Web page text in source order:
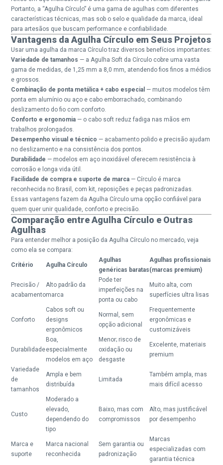
Portanto, a “Agulha Círculo” é uma gama de agulhas com diferentes
características técnicas, mas sob o selo e qualidade da marca, ideal
para artesãos que buscam performance e confiabilidade.
Vantagens da Agulha Círculo em Seus Projetos
Usar uma agulha da marca Círculo traz diversos benefícios importantes:
Variedade de tamanhos — a Agulha Soft da Círculo cobre uma vasta
gama de medidas, de 1,25 mm a 8,0 mm, atendendo fios finos a médios
e grossos.
Combinação de ponta metálica + cabo especial — muitos modelos têm
ponta em alumínio ou aço e cabo emborrachado, combinando
deslizamento do fio com conforto.
Conforto e ergonomia — o cabo soft reduz fadiga nas mãos em
trabalhos prolongados.
Desempenho visual e técnico — acabamento polido e precisão ajudam
no deslizamento e na consistência dos pontos.
Durabilidade — modelos em aço inoxidável oferecem resistência à
corrosão e longa vida útil.
Facilidade de compra e suporte de marca — Círculo é marca
reconhecida no Brasil, com kit, reposições e peças padronizadas.
Essas vantagens fazem da Agulha Círculo uma opção confiável para
quem quer unir qualidade, conforto e precisão.
Comparação entre Agulha Círculo e Outras
Agulhas
Para entender melhor a posição da Agulha Círculo no mercado, veja
como ela se compara:
Critério Agulha Círculo
Agulhas
genéricas baratas
Agulhas profissionais
(marcas premium)
Precisão /
acabamento
Alto padrão da
marca
Pode ter
imperfeições na
ponta ou cabo
Muito alta, com
superfícies ultra lisas
Conforto
Cabos soft ou
designs
ergonômicos
Normal, sem
opção adicional
Frequentemente
ergonômicas e
customizáveis
Durabilidade
Boa,
especialmente
modelos em aço
Menor; risco de
oxidação ou
desgaste
Excelente, materiais
premium
Variedade
de
tamanhos
Ampla e bem
distribuída
Limitada
Também ampla, mas
mais difícil acesso
Custo
Moderado a
elevado,
dependendo do
tipo
Baixo, mas com
compromissos
Alto, mas justificável
por desempenho
Marca e
suporte
Marca nacional
reconhecida
Sem garantia ou
padronização
Marcas
especializadas com
garantia técnica